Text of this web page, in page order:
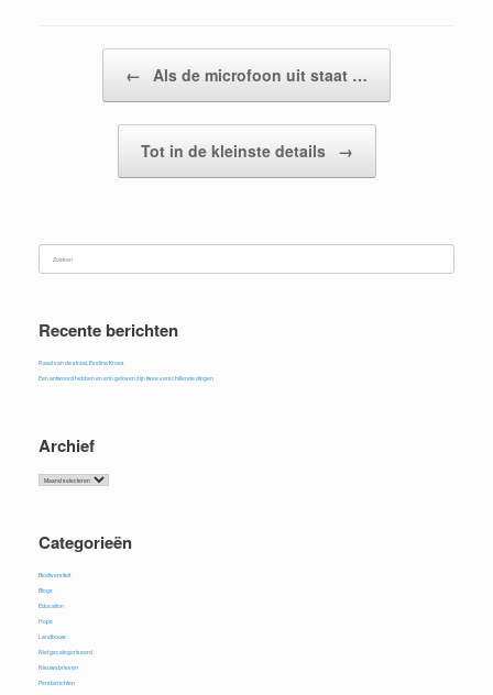
← Als de microfoon uit staat …
Tot in de kleinste details →
Zoeken
Recente berichten
Raad van de straat, Eveline Kroes
Een antwoord hebben en erin geloven zijn twee verschillende dingen
Archief
Categorieën
Biodiversiteit
Blogs
Education
Hope
Landbouw
Niet gecategoriseerd
Nieuwsbrieven
Persberichten